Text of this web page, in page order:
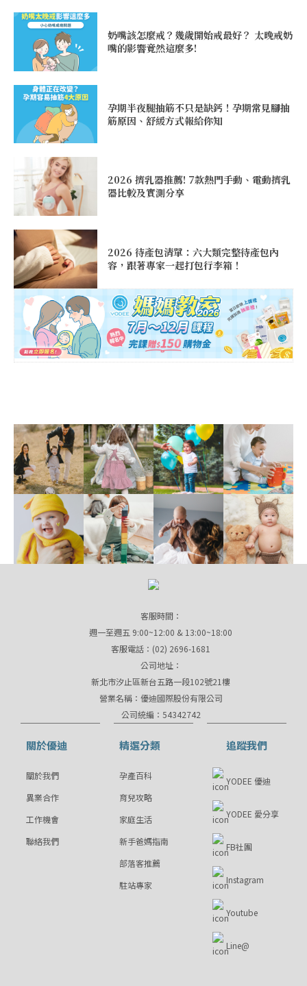
奶嘴該怎麼戒？幾歲開始戒最好？ 太晚戒奶
嘴的影響竟然這麼多!
孕期半夜腿抽筋不只是缺鈣！孕期常見腳抽
筋原因、舒緩方式報給你知
2026 擠乳器推薦! 7款熱門手動、電動擠乳
器比較及實測分享
2026 待產包清單：六大類完整待產包內
容，跟著專家一起打包行李箱！
客服時間：
週一至週五 9:00~12:00 & 13:00~18:00
客服電話：(02) 2696-1681
公司地址：
新北市汐止區新台五路一段102號21樓
營業名稱：優迪國際股份有限公司
公司統編：54342742
關於優迪
關於我們
異業合作
工作機會
聯絡我們
精選分類
孕產百科
育兒攻略
家庭生活
新手爸媽指南
部落客推薦
駐站專家
追蹤我們
YODEE 優迪
YODEE 愛分享
FB社團
Instagram
Youtube
Line@